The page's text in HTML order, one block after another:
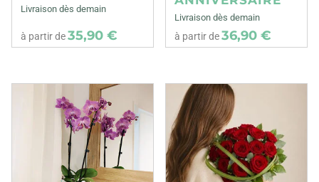
Livraison dès demain
à partir de35,90 €
Livraison dès demain
à partir de36,90 €